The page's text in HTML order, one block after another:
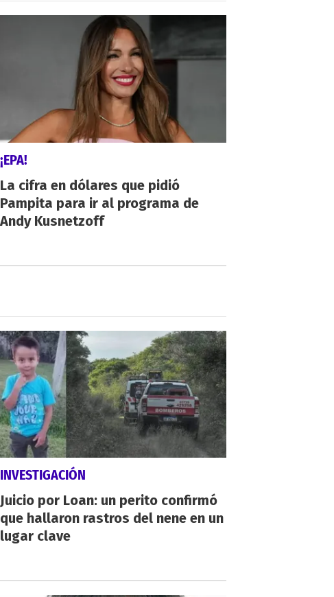
¡EPA!
La cifra en dólares que pidió
Pampita para ir al programa de
Andy Kusnetzoff
INVESTIGACIÓN
Juicio por Loan: un perito confirmó
que hallaron rastros del nene en un
lugar clave